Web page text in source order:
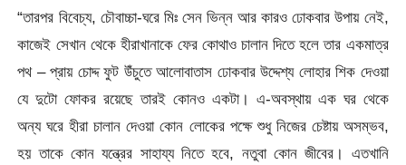
“তারপর বিবেচ্য, চৌবাচ্চা-ঘরে মিঃ সেন ভিন্ন আর কারও ঢোকবার উপায় নেই,
কাজেই সেখান থেকে হীরাখানাকে ফের কোথাও চালান দিতে হলে তার একমাত্র
পথ – প্রায় চোদ্দ ফুট উঁচুতে আলোবাতাস ঢোকবার উদ্দেশ্য লোহার শিক দেওয়া
যে দুটো ফোকর রয়েছে তারই কোনও একটা। এ-অবস্থায় এক ঘর থেকে
অন্য ঘরে হীরা চালান দেওয়া কোন লোকের পক্ষে শুধু নিজের চেষ্টায় অসম্ভব,
হয় তাকে কোন যন্ত্রের সাহায্য নিতে হবে, নতুবা কোন জীবের। এতখানি